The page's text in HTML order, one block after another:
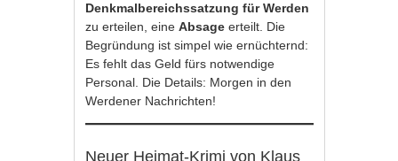
Denkmalbereichssatzung für Werden
zu erteilen, eineAbsageerteilt. Die
Begründung ist simpel wie ernüchternd:
Es fehlt das Geld fürs notwendige
Personal. Die Details: Morgen in den
Werdener Nachrichten!
Neuer Heimat-Krimi von Klaus